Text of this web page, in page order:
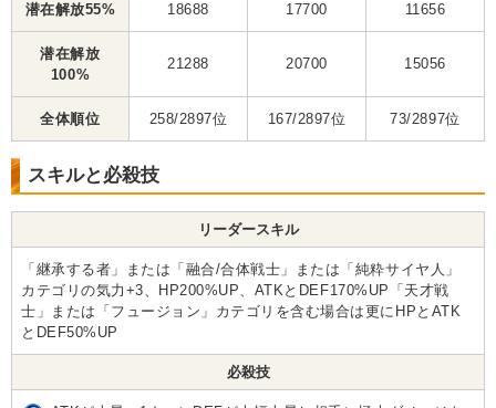
潜在解放55% 18688 17700 11656
潜在解放
100%
21288 20700 15056
全体順位 258/2897位 167/2897位 73/2897位
スキルと必殺技
リーダースキル
「継承する者」または「融合/合体戦士」または「純粋サイヤ人」
カテゴリの気力+3、HP200%UP、ATKとDEF170%UP「天才戦
士」または「フュージョン」カテゴリを含む場合は更にHPとATK
とDEF50%UP
必殺技